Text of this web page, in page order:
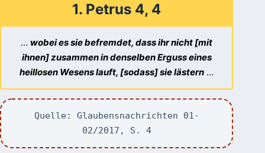
1. Petrus 4, 4
… wobei es sie befremdet, dass ihr nicht [mit
ihnen] zusammen in denselben Erguss eines
heillosen Wesens lauft, [sodass] sie lästern …
Quelle: Glaubensnachrichten 01-
02/2017, S. 4